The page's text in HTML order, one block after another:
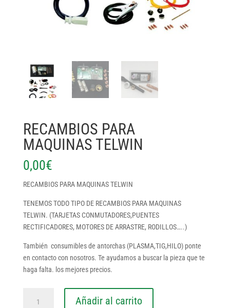
RECAMBIOS PARA
MAQUINAS TELWIN
0,00€
RECAMBIOS PARA MAQUINAS TELWIN
TENEMOS TODO TIPO DE RECAMBIOS PARA MAQUINAS
TELWIN. (TARJETAS CONMUTADORES,PUENTES
RECTIFICADORES, MOTORES DE ARRASTRE, RODILLOS…..)
También consumibles de antorchas (PLASMA,TIG,HILO) ponte
en contacto con nosotros. Te ayudamos a buscar la pieza que te
haga falta. los mejores precios.
Añadir al carrito